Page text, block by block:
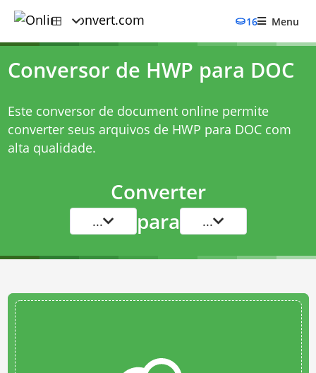
16 Menu
Conversor de HWP para DOC
Este conversor de document online permite
converter seus arquivos de HWP para DOC com
alta qualidade.
Converter
... para ...